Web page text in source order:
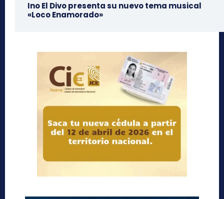
Ino El Divo presenta su nuevo tema musical
«Loco Enamorado»